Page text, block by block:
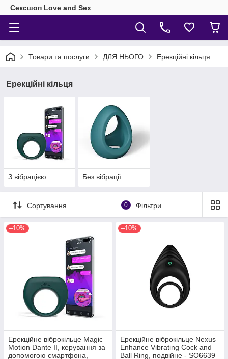
Сексшоп Love and Sex
Товари та послуги ДЛЯ НЬОГО Ерекційні кільця
Ерекційні кільця
З вібрацією Без вібрації
Сортування 0 Фільтри
–10%
Ерекційне віброкільце Magic
Motion Dante II, керування за
допомогою смартфона,
–10%
Ерекційне віброкільце Nexus
Enhance Vibrating Cock and
Ball Ring, подвійне - SO6639